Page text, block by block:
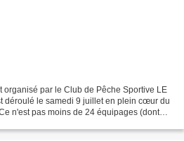
organisé par le Club de Pêche Sportive LE
déroulé le samedi 9 juillet en plein cœur du
n'est pas moins de 24 équipages (dont